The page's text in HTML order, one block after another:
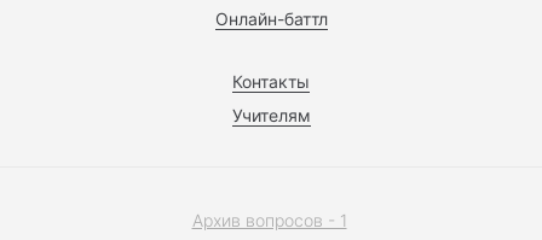
Онлайн-баттл
Контакты
Учителям
Архив вопросов - 1